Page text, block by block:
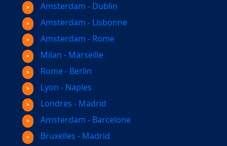
Amsterdam - Dublin
Amsterdam - Lisbonne
Amsterdam - Rome
Milan - Marseille
Rome - Berlin
Lyon - Naples
Londres - Madrid
Amsterdam - Barcelone
Bruxelles - Madrid